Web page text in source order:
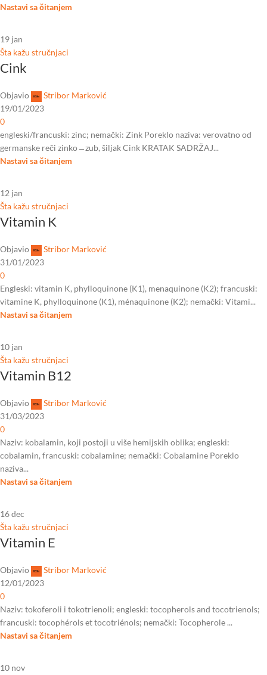
Nastavi sa čitanjem
19 jan
Šta kažu stručnjaci
Cink
Objavio
Stribor Marković
19/01/2023
0
engleski/francuski: zinc; nemački: Zink Poreklo naziva: verovatno od
germanske reči zinko ̶ zub, šiljak Cink KRATAK SADRŽAJ...
Nastavi sa čitanjem
12 jan
Šta kažu stručnjaci
Vitamin K
Objavio
Stribor Marković
31/01/2023
0
Engleski: vitamin K, phylloquinone (K1), menaquinone (K2); francuski:
vitamine K, phylloquinone (K1), ménaquinone (K2); nemački: Vitami...
Nastavi sa čitanjem
10 jan
Šta kažu stručnjaci
Vitamin B12
Objavio
Stribor Marković
31/03/2023
0
Naziv: kobalamin, koji postoji u više hemijskih oblika; engleski:
cobalamin, francuski: cobalamine; nemački: Cobalamine Poreklo
naziva...
Nastavi sa čitanjem
16dec
Šta kažu stručnjaci
Vitamin E
Objavio
Stribor Marković
12/01/2023
0
Naziv: tokoferoli i tokotrienoli; engleski: tocopherols and tocotrienols;
francuski: tocophérols et tocotriénols; nemački: Tocopherole ...
Nastavi sa čitanjem
10 nov